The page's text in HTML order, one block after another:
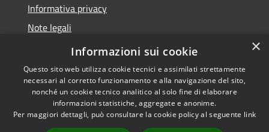
Informativa privacy
Note legali
Dichiarazione di accessibilità
Accessibilità
Copyright © 2026 • Comune di
Spoleto • Powered by
×
Informazioni sui cookie
Questo sito web utilizza cookie tecnici e assimilati strettamente
necessari al corretto funzionamento e alla navigazione del sito,
nonché un cookie tecnico analitico al solo fine di elaborare
informazioni statistiche, aggregate e anonime.
Per maggiori dettagli, può consultare la cookie policy al seguente link